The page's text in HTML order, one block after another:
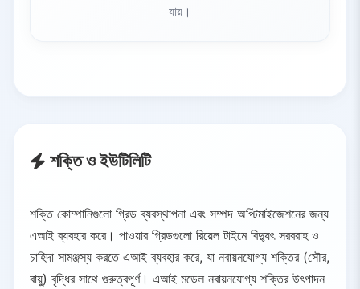
যায়।
শক্তি ও ইউটিলিটি
শক্তি কোম্পানিগুলো গ্রিড ব্যবস্থাপনা এবং সম্পদ অপ্টিমাইজেশনের জন্য
এআই ব্যবহার করে। পাওয়ার গ্রিডগুলো রিয়েল টাইমে বিদ্যুৎ সরবরাহ ও
চাহিদা সামঞ্জস্য করতে এআই ব্যবহার করে, যা নবায়নযোগ্য শক্তির (সৌর,
বায়ু) বৃদ্ধির সাথে গুরুত্বপূর্ণ। এআই মডেল নবায়নযোগ্য শক্তির উৎপাদন